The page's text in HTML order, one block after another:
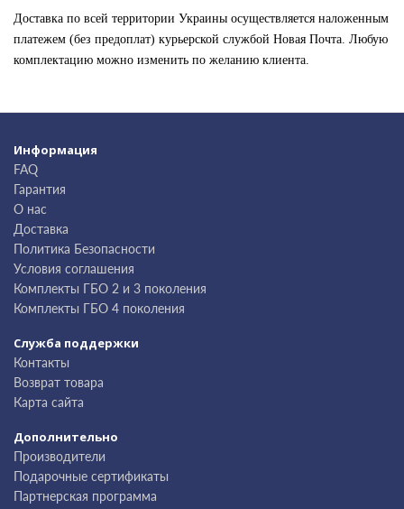
Доставка по всей территории Украины осуществляется наложенным
платежем (без предоплат) курьерской службой Новая Почта. Любую
комплектацию можно изменить по желанию клиента.
Информация
FAQ
Гарантия
О нас
Доставка
Политика Безопасности
Условия соглашения
Комплекты ГБО 2 и 3 поколения
Комплекты ГБО 4 поколения
Служба поддержки
Контакты
Возврат товара
Карта сайта
Дополнительно
Производители
Подарочные сертификаты
Партнерская программа